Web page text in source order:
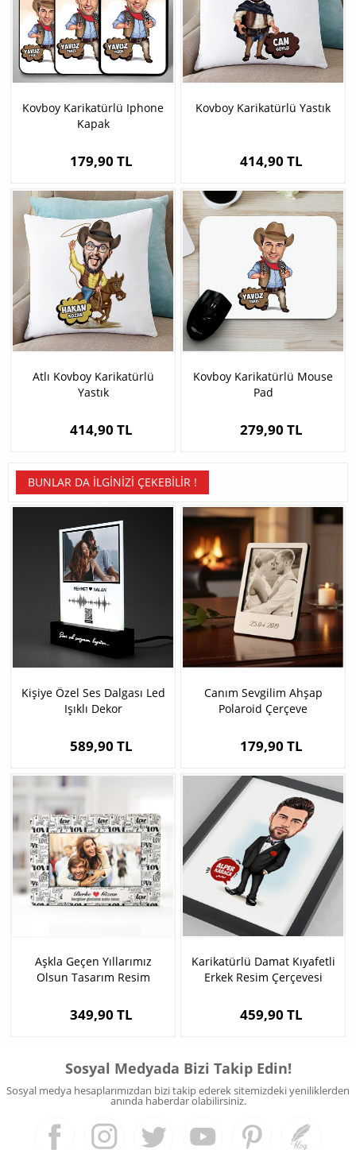
Kovboy Karikatürlü Iphone
Kapak
179,90 TL
Kovboy Karikatürlü Yastık
414,90 TL
Atlı Kovboy Karikatürlü
Yastık
414,90 TL
Kovboy Karikatürlü Mouse
Pad
279,90 TL
BUNLAR DA İLGINIZI ÇEKEBILIR !
Kişiye Özel Ses Dalgası Led
Işıklı Dekor
589,90 TL
Canım Sevgilim Ahşap
Polaroid Çerçeve
179,90 TL
Aşkla Geçen Yıllarımız
Olsun Tasarım Resim
349,90 TL
Karikatürlü Damat Kıyafetli
Erkek Resim Çerçevesi
459,90 TL
Sosyal Medyada Bizi Takip Edin!
Sosyal medya hesaplarımızdan bizi takip ederek sitemizdeki yeniliklerden
anında haberdar olabilirsiniz.